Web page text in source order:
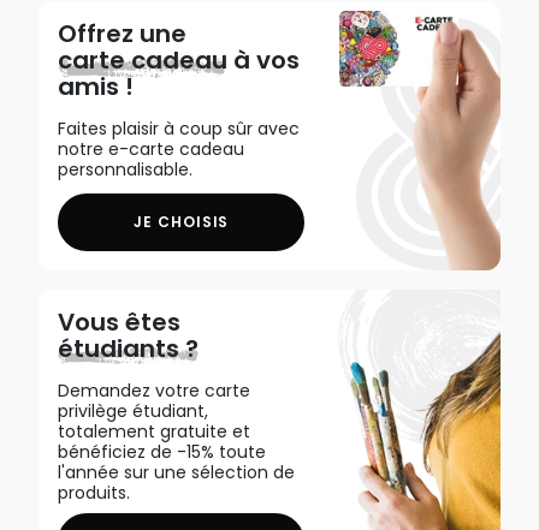
Offrez une
carte cadeau à vos
amis !
Faites plaisir à coup sûr avec
notre e-carte cadeau
personnalisable.
JE CHOISIS
Vous êtes
étudiants ?
Demandez votre carte
privilège étudiant,
totalement gratuite et
bénéficiez de -15% toute
l'année sur une sélection de
produits.